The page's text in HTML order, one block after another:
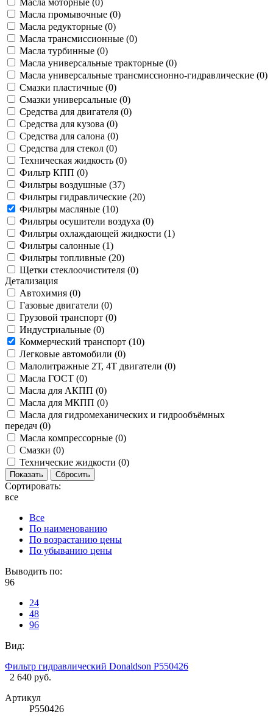
Масла моторные (0)
Масла промывочные (0)
Масла редукторные (0)
Масла трансмиссионные (0)
Масла турбинные (0)
Масла универсальные тракторные (0)
Масла универсальные трансмиссионно-гидравлические (0)
Смазки пластичные (0)
Смазки универсальные (0)
Средства для двигателя (0)
Средства для кузова (0)
Средства для салона (0)
Средства для стекол (0)
Техническая жидкость (0)
Фильтр КПП (0)
Фильтры воздушные (37)
Фильтры гидравлические (20)
Фильтры масляные (10)
Фильтры осушители воздуха (0)
Фильтры охлаждающей жидкости (1)
Фильтры салонные (1)
Фильтры топливные (20)
Щетки стеклоочистителя (0)
Детализация
Автохимия (0)
Газовые двигатели (0)
Грузовой транспорт (0)
Индустриальные (0)
Коммерческий транспорт (10)
Легковые автомобили (0)
Малолитражные 2Т, 4Т двигатели (0)
Масла ГОСТ (0)
Масла для АКПП (0)
Масла для МКПП (0)
Масла для гидромеханических и гидрообъёмных
передач (0)
Масла компрессорные (0)
Смазки (0)
Технические жидкости (0)
Сортировать:
все
Все
По наименованию
По возрастанию цены
По убыванию цены
Выводить по:
96
24
48
96
Вид:
Фильтр гидравлический Donaldson P550426
2 640 руб.
Артикул
P550426